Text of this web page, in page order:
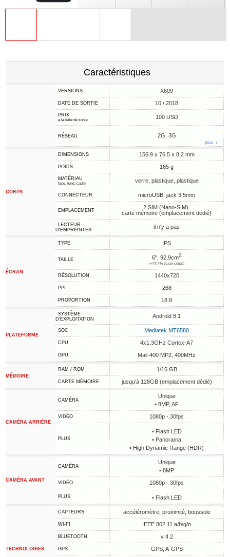
Caractéristiques
VERSIONS X609
DATE DE SORTIE 10 / 2018
PRIX
à la date de sortie 100 USD
RÉSEAU 2G, 3G
plus ↓
CORPS
DIMENSIONS 156.9 x 76.5 x 8.2 mm
POIDS 165 g
MATÉRIAU
face, fond, cadre verre, plastique, plastique
CONNECTEUR microUSB, jack 3.5mm
EMPLACEMENT
2 SIM (Nano-SIM),
carte mémoire (emplacement dédié)
LECTEUR
D'EMPREINTES
il n'y a pas
ÉCRAN
TYPE IPS
TAILLE 6", 92.9cm2
(~77.4% écran-corps)
RÉSOLUTION 1440x720
PPI 268
PROPORTION 18:9
PLATEFORME
SYSTÈME
D'EXPLOITATION
Android 8.1
SOC Mediatek MT6580
CPU 4x1.3GHz Cortex-A7
GPU Mali-400 MP2, 400MHz
MÉMOIRE
RAM / ROM 1/16 GB
CARTE MÉMOIRE jusqu'à 128GB (emplacement dédié)
CAMÉRA ARRIÈRE
CAMÉRA
Unique
• 8MP, AF
VIDÉO 1080p - 30fps
PLUS
• Flash LED
• Panorama
• High Dynamic Range (HDR)
CAMÉRA AVANT
CAMÉRA
Unique
• 8MP
VIDÉO 1080p - 30fps
PLUS • Flash LED
TECHNOLOGIES
CAPTEURS accéléromètre, proximité, boussole
WI-FI IEEE 802.11 a/b/g/n
BLUETOOTH v 4.2
GPS GPS, A-GPS